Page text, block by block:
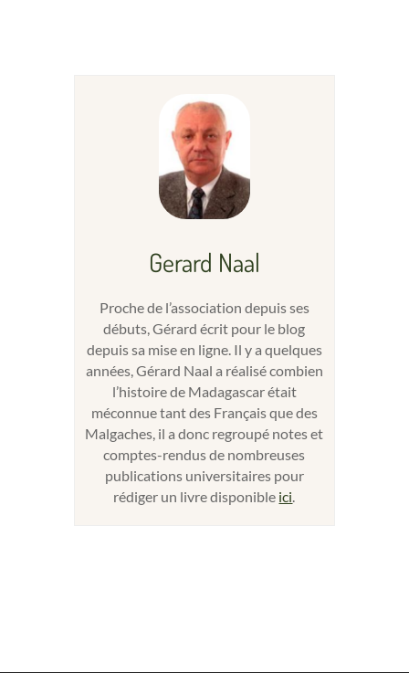
Gerard Naal
Proche de l’association depuis ses
débuts, Gérard écrit pour le blog
depuis sa mise en ligne. Il y a quelques
années, Gérard Naal a réalisé combien
l’histoire de Madagascar était
méconnue tant des Français que des
Malgaches, il a donc regroupé notes et
comptes-rendus de nombreuses
publications universitaires pour
rédiger un livre disponible ici.